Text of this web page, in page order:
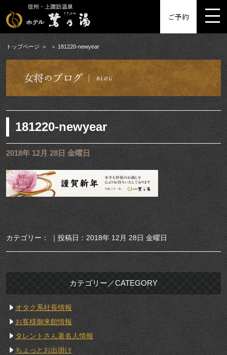
ご予約
トップページ 181220-newyear
181220-newyear
2018年 12月 28日 金曜日
カテゴリー： ｜投稿日：2018年 12月 28日 金曜日
カテゴリー／CATEGORY
オタク系社長情報
お客様御来館情報
タレントさん著名人情報
ちょっとお出掛け